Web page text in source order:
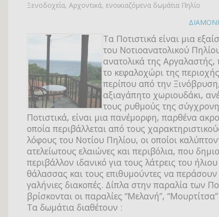
Ξενοδοχεία, Αρχοντικά, ενοικιαζόμενα δωμάτια Πηλίο
Τα Ποτιστικά είναι μια
του Νοτιοανατολικού
ανατολικά της Αργαλαστής,
το κεφαλοχώρι της
περίπου από την
αξιαγάπητο χωριουδάκι,
τους ρυθμούς της
Ποτιστικά, είναι μια πανέμορφη, παρθένα
οποία περιβάλλεται από τους
λόφους του Νοτίου Πηλίου, οι οποίοι
ατελείωτους ελαιώνες και περιβόλια, που
περιβάλλον ιδανικό για τους λάτρεις του
θάλασσας και τους επιθυμούντες να περάσουν
γαλήνιες διακοπές. Δίπλα στην παραλία των
βρίσκονται οι παραλίες “Μελανή”,
Τα δωμάτια διαθέτουν :